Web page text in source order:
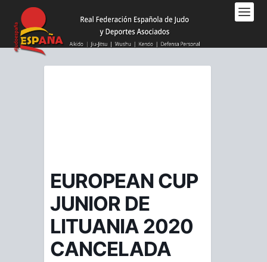
este
sitio
web
EUROPEAN CUP
JUNIOR DE
LITUANIA 2020
CANCELADA